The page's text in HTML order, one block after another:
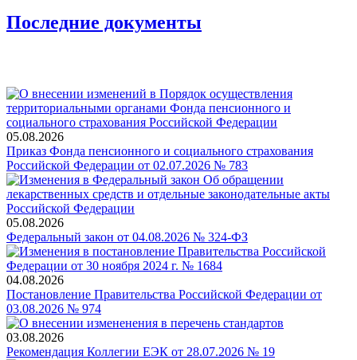
Последние документы
05.08.2026
Приказ Фонда пенсионного и социального страхования
Российской Федерации от 02.07.2026 № 783
05.08.2026
Федеральный закон от 04.08.2026 № 324-ФЗ
04.08.2026
Постановление Правительства Российской Федерации от
03.08.2026 № 974
03.08.2026
Рекомендация Коллегии ЕЭК от 28.07.2026 № 19